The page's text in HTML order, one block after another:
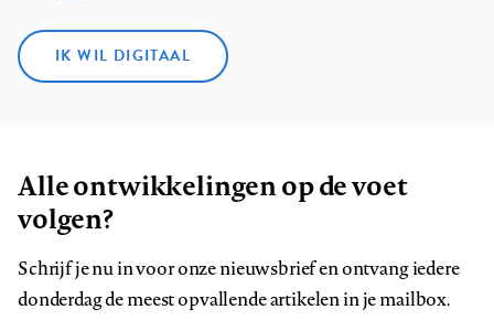
IK WIL DIGITAAL
Alle ontwikkelingen op de voet
volgen?
Schrijf je nu in voor onze nieuwsbrief en ontvang iedere
donderdag de meest opvallende artikelen in je mailbox.